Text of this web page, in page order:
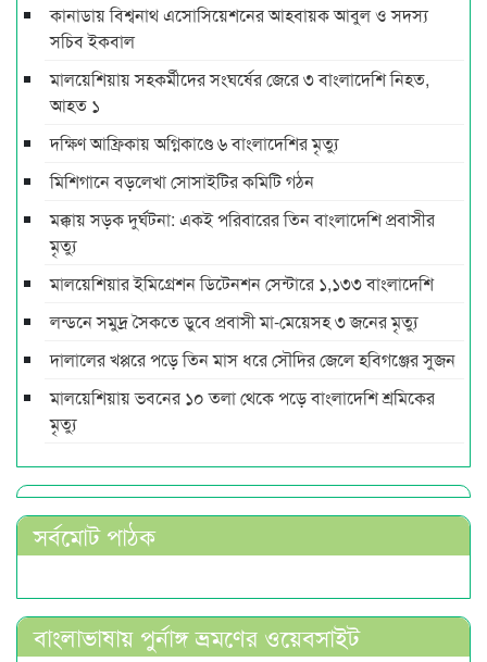
কানাডায় বিশ্বনাথ এসোসিয়েশনের আহবায়ক আবুল ও সদস্য
সচিব ইকবাল
মালয়েশিয়ায় সহকর্মীদের সংঘর্ষের জেরে ৩ বাংলাদেশি নিহত,
আহত ১
দক্ষিণ আফ্রিকায় অগ্নিকাণ্ডে ৬ বাংলাদেশির মৃত্যু
মিশিগানে বড়লেখা সোসাইটির কমিটি গঠন
মক্কায় সড়ক দুর্ঘটনা: একই পরিবারের তিন বাংলাদেশি প্রবাসীর
মৃত্যু
মালয়েশিয়ার ইমিগ্রেশন ডিটেনশন সেন্টারে ১,১৩৩ বাংলাদেশি
লন্ডনে সমুদ্র সৈকতে ডুবে প্রবাসী মা-মেয়েসহ ৩ জনের মৃত্যু
দালালের খপ্পরে পড়ে তিন মাস ধরে সৌদির জেলে হবিগঞ্জের সুজন
মালয়েশিয়ায় ভবনের ১০ তলা থেকে পড়ে বাংলাদেশি শ্রমিকের
মৃত্যু
সর্বমোট পাঠক
বাংলাভাষায় পুর্নাঙ্গ ভ্রমণের ওয়েবসাইট